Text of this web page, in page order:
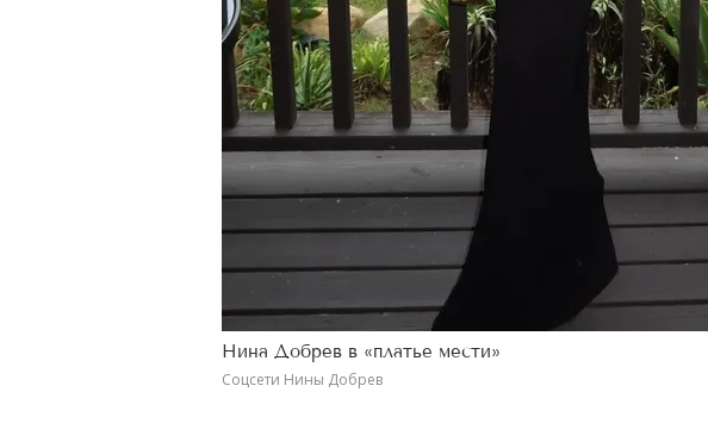
Нина Добрев в «платье мести»
Соцсети Нины Добрев